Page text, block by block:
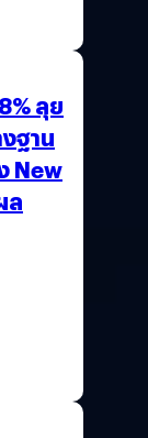
ลุย
ฐาน
New
ล